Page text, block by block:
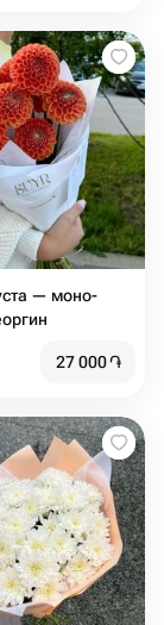
— моно-
27 000֏